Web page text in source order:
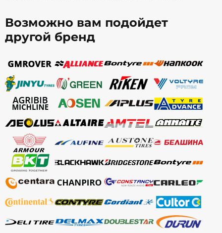
Возможно вам подойдет
другой бренд